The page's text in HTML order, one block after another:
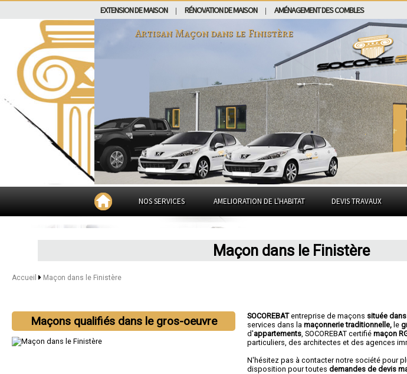
EXTENSION DE MAISON RÉNOVATION DE MAISON AMÉNAGEMENT DES COMBLES
Artisan Maçon dans le Finistère
NOS SERVICES AMELIORATION DE L'HABITAT DEVIS TRAVAUX
Maçon dans le Finistère
Accueil Maçon dans le Finistère
Maçons qualifiés dans le gros-oeuvre SOCOREBATentreprise de maçons située
services dans lamaçonnerie traditionnelle, le
d'appartements, SOCOREBAT certifiémaçon
particuliers, des architectes et des agences
N'hésitez pas à contacter notre société pour
disposition pour toutesdemandes de devis